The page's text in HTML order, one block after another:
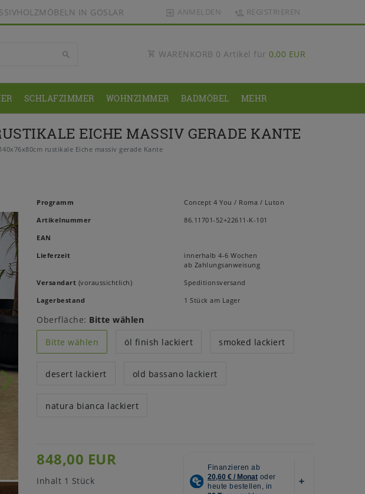
IN GOSLAR ANMELDEN REGISTRIEREN
WARENKORB 0 Artikel für 0,00 EUR
SCHLAFZIMMER WOHNZIMMER BADMÖBEL MEHR
EICHE MASSIV GERADE KANTE
rustikale Eiche massiv gerade Kante
Programm
Concept 4 You / Roma / Luton
Artikelnummer
86.11701-52+22611-K-101
EAN
Lieferzeit
innerhalb 4-6 Wochen
ab Zahlungsanweisung
Versandart (voraussichtlich)
Speditionsversand
Lagerbestand
1 Stück am Lager
Oberfläche: Bitte wählen
Bitte wählen
öl finish lackiert smoked lackiert
desert lackiert old bassano lackiert
natura bianca lackiert
848,00 EUR
Inhalt 1 Stück